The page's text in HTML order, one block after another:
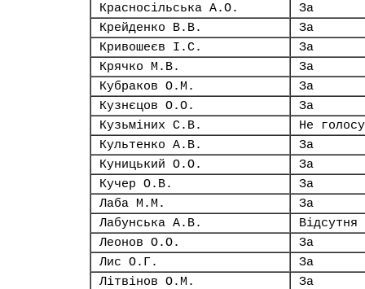
Красносільська А.О.
За
Крейденко В.В.
За
Кривошеєв І.С.
За
Крячко М.В.
За
Кубраков О.М.
За
Кузнєцов О.О.
За
Кузьміних С.В.
Не
Культенко А.В.
За
Куницький О.О.
За
Кучер О.В.
За
Лаба М.М.
За
Лабунська А.В.
Відсутня
Леонов О.О.
За
Лис О.Г.
За
Літвінов О.М.
За